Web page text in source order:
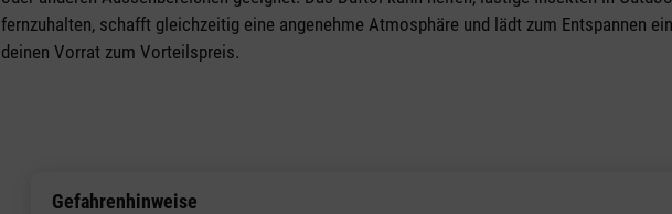
fernzuhalten, schafft gleichzeitig eine angenehme Atmosphäre und lädt zum Entspannen
deinen Vorrat zum Vorteilspreis.
Gefahrenhinweise